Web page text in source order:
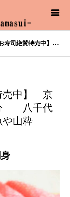
から徒歩10分 八千代市、佐倉市の鮮魚店 魚や山粋
売中】 京
分 八千代
山粋